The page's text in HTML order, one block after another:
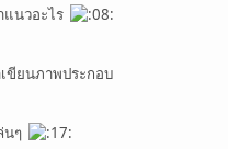
แนวอะไร
ขียนภาพประกอบ
นๆ